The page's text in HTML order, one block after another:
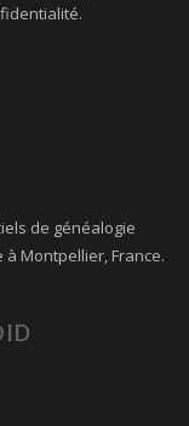
de généalogie
Montpellier, France.